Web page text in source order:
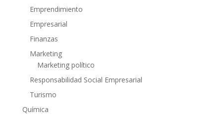
Emprendimiento
Empresarial
Finanzas
Marketing
Marketing político
Responsabilidad Social Empresarial
Turismo
Química